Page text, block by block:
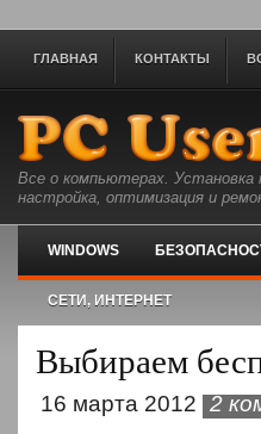
ГЛАВНАЯ КОНТАКТЫ
Все о компьютерах. Установка
настройка, оптимизация и
WINDOWS
СЕТИ, ИНТЕРНЕТ
Выбираем
16 марта 2012 2